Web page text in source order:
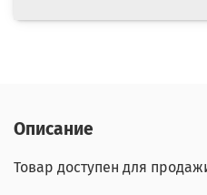
Описание
Товар доступен для